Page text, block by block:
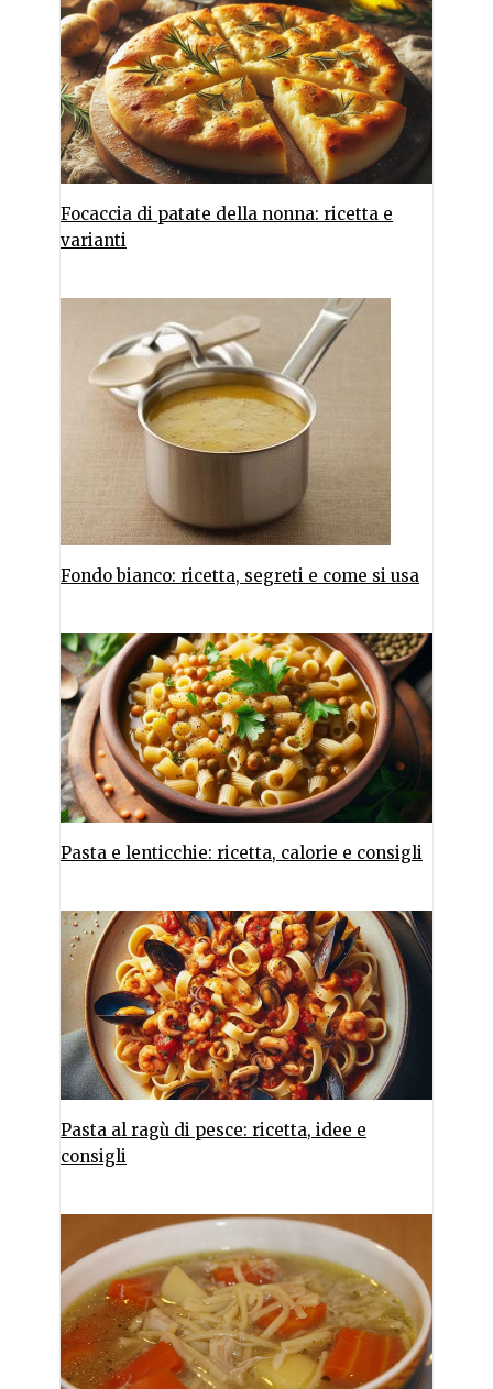
Focaccia di patate della nonna: ricetta e
varianti
Fondo bianco: ricetta, segreti e come si usa
Pasta e lenticchie: ricetta, calorie e consigli
Pasta al ragù di pesce: ricetta, idee e
consigli